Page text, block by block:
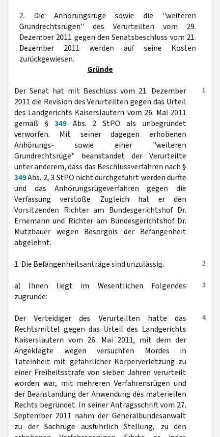
2. Die Anhörungsrüge sowie die "weiteren
Grundrechtsrügen" des Verurteilten vom 29.
Dezember 2011 gegen den Senatsbeschluss vom 21.
Dezember 2011 werden auf seine Kosten
zurückgewiesen.
Gründe
1
Der Senat hat mit Beschluss vom 21. Dezember
2011 die Revision des Verurteilten gegen das Urteil
des Landgerichts Kaiserslautern vom 26. Mai 2011
gemäß §349Abs. 2 StPO als unbegründet
verworfen. Mit seiner dagegen erhobenen
Anhörungs- sowie einer "weiteren
Grundrechtsrüge" beanstandet der Verurteilte
unter anderem, dass das Beschlussverfahren nach §
349Abs. 2, 3 StPO nicht durchgeführt werden durfte
und das Anhörungsrügeverfahren gegen die
Verfassung verstoße. Zugleich hat er den
Vorsitzenden Richter am Bundesgerichtshof Dr.
Ernemann und Richter am Bundesgerichtshof Dr.
Mutzbauer wegen Besorgnis der Befangenheit
abgelehnt.
2
1. Die Befangenheitsanträge sind unzulässig.
3
a) Ihnen liegt im Wesentlichen Folgendes
zugrunde:
4
Der Verteidiger des Verurteilten hatte das
Rechtsmittel gegen das Urteil des Landgerichts
Kaiserslautern vom 26. Mai 2011, mit dem der
Angeklagte wegen versuchten Mordes in
Tateinheit mit gefährlicher Körperverletzung zu
einer Freiheitsstrafe von sieben Jahren verurteilt
worden war, mit mehreren Verfahrensrügen und
der Beanstandung der Anwendung des materiellen
Rechts begründet. In seiner Antragsschrift vom 27.
September 2011 nahm der Generalbundesanwalt
zu der Sachrüge ausführlich Stellung, zu den